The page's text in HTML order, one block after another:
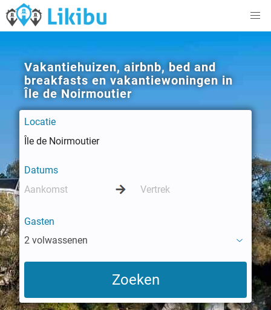
Vakantiehuizen, airbnb, bed and
breakfasts en vakantiewoningen in
Île de Noirmoutier
Locatie
Datums
Gasten
2 volwassenen